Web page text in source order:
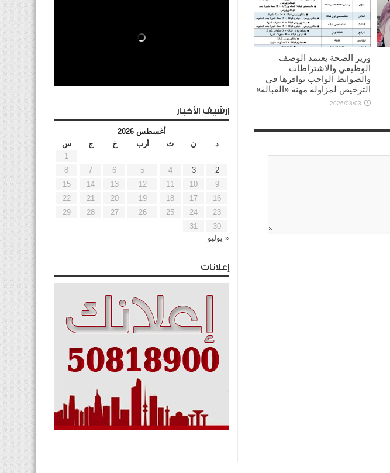
وزير الصحة يعتمد الوصف
الوظيفي والاشتراطات
والضوابط الواجب توافرها في
الترخيص لمزاولة مهنة «القبالة»
2026/08/03
إرشيف الأخبار
أغسطس 2026
د
ن ث أرب خ ج
س
1
2
3
4
5
6
7
8
9
10
11
12
13
14
15
16
17
18
19
20
21
22
23
24
25
26
27
28
29
30
31
« يوليو
إعلانات